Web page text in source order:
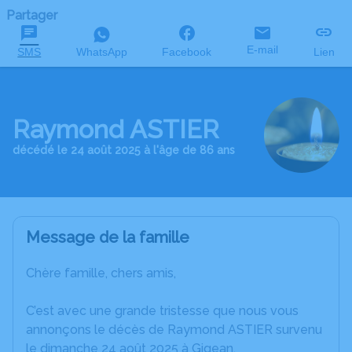
Partager
SMS WhatsApp Facebook E-mail Lien
Raymond ASTIER
décédé le 24 août 2025 à l'âge de 86 ans
Message de la famille
Chère famille, chers amis,
C’est avec une grande tristesse que nous vous
annonçons le décès de Raymond ASTIER survenu
le dimanche 24 août 2025 à Gigean.